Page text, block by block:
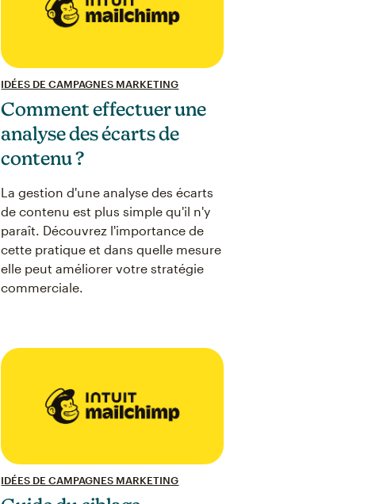
IDÉES DE CAMPAGNES MARKETING
Comment effectuer une
analyse des écarts de
contenu ?
La gestion d'une analyse des écarts
de contenu est plus simple qu'il n'y
paraît. Découvrez l'importance de
cette pratique et dans quelle mesure
elle peut améliorer votre stratégie
commerciale.
IDÉES DE CAMPAGNES MARKETING